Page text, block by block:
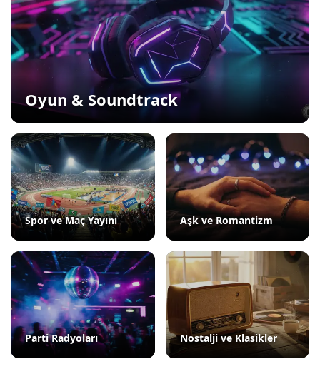
Oyun & Soundtrack
Spor ve Maç Yayını Aşk ve Romantizm
Parti Radyoları Nostalji ve Klasikler